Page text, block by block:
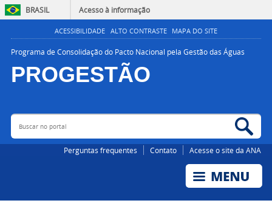
BRASIL Acesso à informação
ACESSIBILIDADE ALTO CONTRASTE MAPA DO SITE
Programa de Consolidação do Pacto Nacional pela Gestão das Águas
PROGESTÃO
AGÊNCIA NACIONAL DE ÁGUAS E SANEAMENTO BÁSICO
Buscar no portal
Perguntas frequentes Contato Acesse o site da ANA